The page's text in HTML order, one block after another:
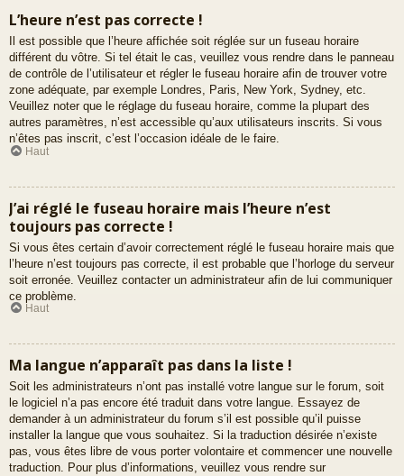
L’heure n’est pas correcte !
Il est possible que l’heure affichée soit réglée sur un fuseau horaire
différent du vôtre. Si tel était le cas, veuillez vous rendre dans le panneau
de contrôle de l’utilisateur et régler le fuseau horaire afin de trouver votre
zone adéquate, par exemple Londres, Paris, New York, Sydney, etc.
Veuillez noter que le réglage du fuseau horaire, comme la plupart des
autres paramètres, n’est accessible qu’aux utilisateurs inscrits. Si vous
n’êtes pas inscrit, c’est l’occasion idéale de le faire.
Haut
J’ai réglé le fuseau horaire mais l’heure n’est
toujours pas correcte !
Si vous êtes certain d’avoir correctement réglé le fuseau horaire mais que
l’heure n’est toujours pas correcte, il est probable que l’horloge du serveur
soit erronée. Veuillez contacter un administrateur afin de lui communiquer
ce problème.
Haut
Ma langue n’apparaît pas dans la liste !
Soit les administrateurs n’ont pas installé votre langue sur le forum, soit
le logiciel n’a pas encore été traduit dans votre langue. Essayez de
demander à un administrateur du forum s’il est possible qu’il puisse
installer la langue que vous souhaitez. Si la traduction désirée n’existe
pas, vous êtes libre de vous porter volontaire et commencer une nouvelle
traduction. Pour plus d’informations, veuillez vous rendre sur